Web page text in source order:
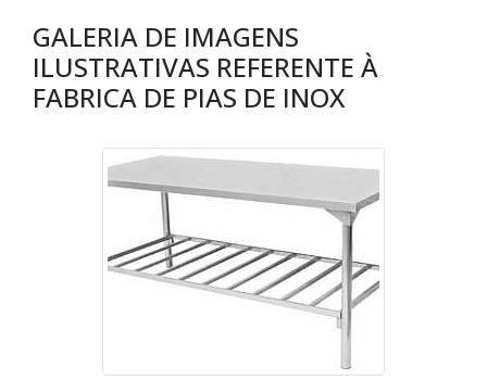
GALERIA DE IMAGENS
ILUSTRATIVAS REFERENTE À
FABRICA DE PIAS DE INOX